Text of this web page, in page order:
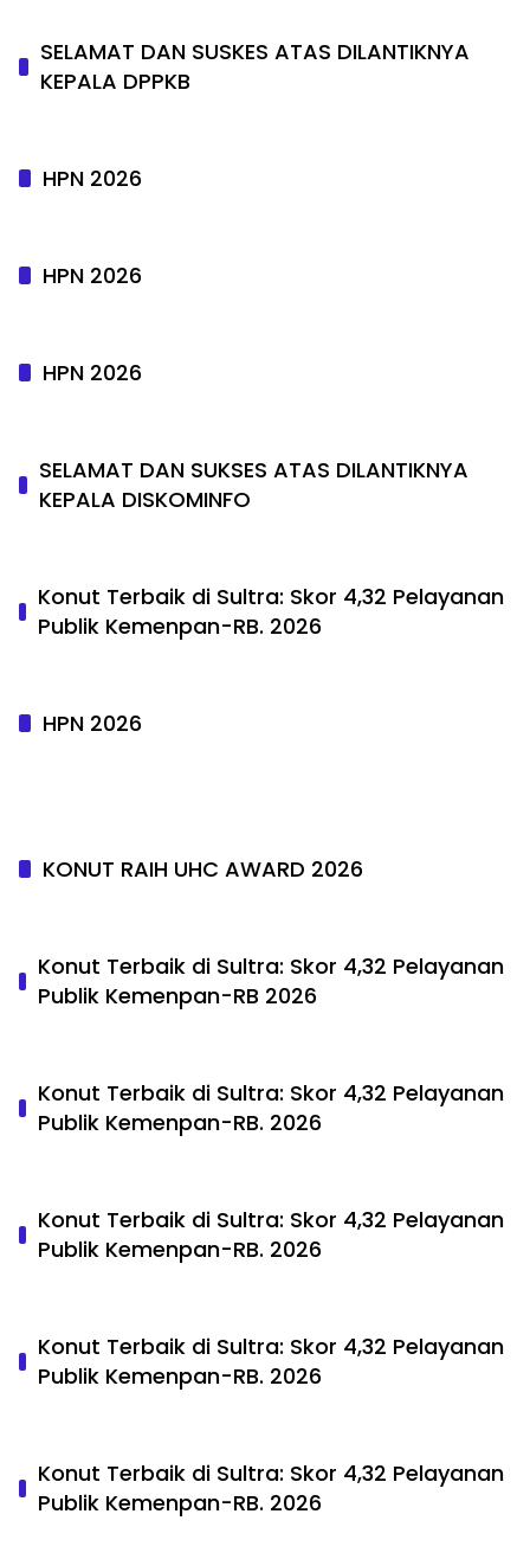
SELAMAT DAN SUSKES ATAS DILANTIKNYA
KEPALA DPPKB
HPN 2026
HPN 2026
HPN 2026
SELAMAT DAN SUKSES ATAS DILANTIKNYA
KEPALA DISKOMINFO
Konut Terbaik di Sultra: Skor 4,32 Pelayanan
Publik Kemenpan-RB. 2026
HPN 2026
KONUT RAIH UHC AWARD 2026
Konut Terbaik di Sultra: Skor 4,32 Pelayanan
Publik Kemenpan-RB 2026
Konut Terbaik di Sultra: Skor 4,32 Pelayanan
Publik Kemenpan-RB. 2026
Konut Terbaik di Sultra: Skor 4,32 Pelayanan
Publik Kemenpan-RB. 2026
Konut Terbaik di Sultra: Skor 4,32 Pelayanan
Publik Kemenpan-RB. 2026
Konut Terbaik di Sultra: Skor 4,32 Pelayanan
Publik Kemenpan-RB. 2026